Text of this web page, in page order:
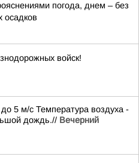
погода, днем – без
осадков
войск!
5 м/с Температура воздуха -
дождь.// Вечерний